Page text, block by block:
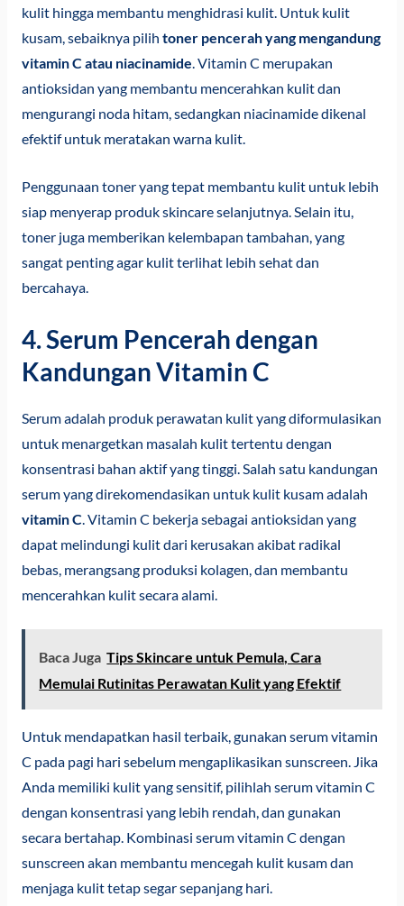
kulit hingga membantu menghidrasi kulit. Untuk kulit
kusam, sebaiknya pilih toner pencerah yang mengandung
vitamin C atau niacinamide. Vitamin C merupakan
antioksidan yang membantu mencerahkan kulit dan
mengurangi noda hitam, sedangkan niacinamide dikenal
efektif untuk meratakan warna kulit.
Penggunaan toner yang tepat membantu kulit untuk lebih
siap menyerap produk skincare selanjutnya. Selain itu,
toner juga memberikan kelembapan tambahan, yang
sangat penting agar kulit terlihat lebih sehat dan
bercahaya.
4. Serum Pencerah dengan
Kandungan Vitamin C
Serum adalah produk perawatan kulit yang diformulasikan
untuk menargetkan masalah kulit tertentu dengan
konsentrasi bahan aktif yang tinggi. Salah satu kandungan
serum yang direkomendasikan untuk kulit kusam adalah
vitamin C. Vitamin C bekerja sebagai antioksidan yang
dapat melindungi kulit dari kerusakan akibat radikal
bebas, merangsang produksi kolagen, dan membantu
mencerahkan kulit secara alami.
Baca Juga Tips Skincare untuk Pemula, Cara
Memulai Rutinitas Perawatan Kulit yang Efektif
Untuk mendapatkan hasil terbaik, gunakan serum vitamin
C pada pagi hari sebelum mengaplikasikan sunscreen. Jika
Anda memiliki kulit yang sensitif, pilihlah serum vitamin C
dengan konsentrasi yang lebih rendah, dan gunakan
secara bertahap. Kombinasi serum vitamin C dengan
sunscreen akan membantu mencegah kulit kusam dan
menjaga kulit tetap segar sepanjang hari.